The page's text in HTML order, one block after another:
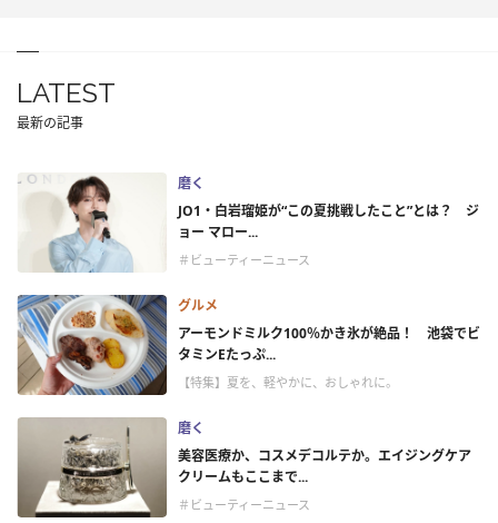
LATEST
最新の記事
磨く
JO1・白岩瑠姫が“この夏挑戦したこと”とは？ ジ
ョー マロー...
＃ビューティーニュース
グルメ
アーモンドミルク100％かき氷が絶品！ 池袋でビ
タミンEたっぷ...
【特集】夏を、軽やかに、おしゃれに。
磨く
美容医療か、コスメデコルテか。エイジングケア
クリームもここまで...
＃ビューティーニュース